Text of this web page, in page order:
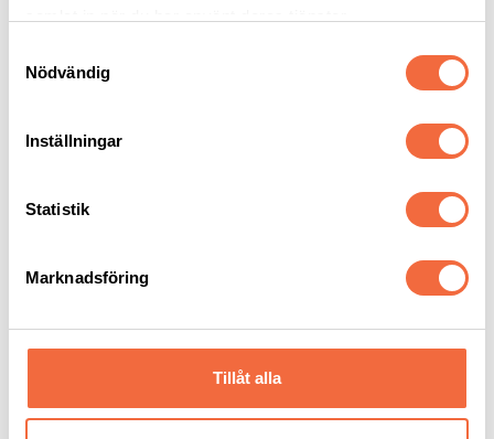
Nödvändig
Inställningar
Statistik
Marknadsföring
Tillåt alla